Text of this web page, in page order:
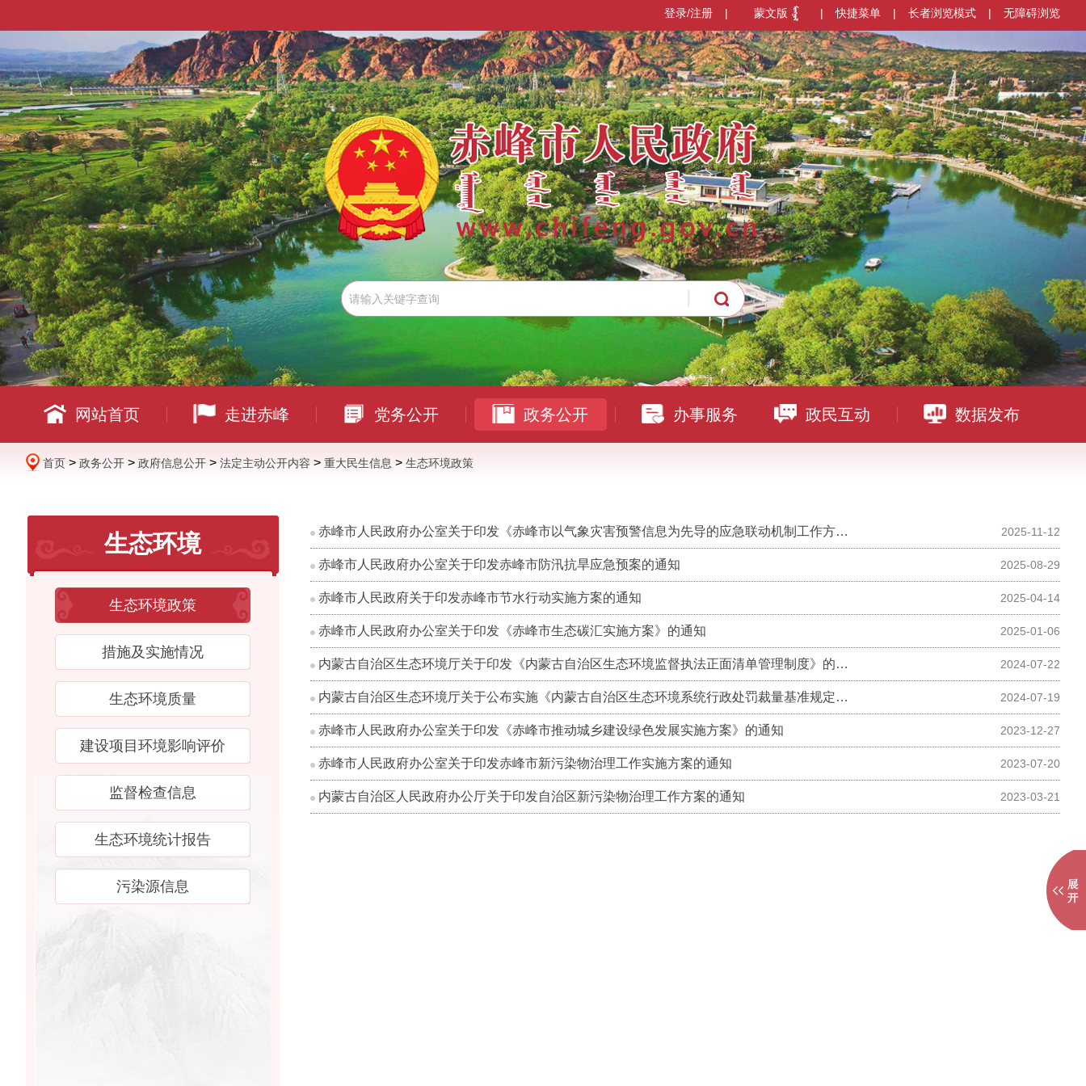
无障碍浏览
|
长者浏览模式
|
快捷菜单
|
蒙文版
|
登录/注册
网站首页 走进赤峰 党务公开 政务公开 办事服务 政民互动 数据发布
首页 > 政务公开 > 政府信息公开 > 法定主动公开内容 > 重大民生信息 > 生态环境政策
生态环境
生态环境政策
措施及实施情况
生态环境质量
建设项目环境影响评价
监督检查信息
生态环境统计报告
污染源信息
赤峰市人民政府办公室关于印发《赤峰市以气象灾害预警信息为先导的应急联动机制工作方案》的通知 2025-11-12
赤峰市人民政府办公室关于印发赤峰市防汛抗旱应急预案的通知 2025-08-29
赤峰市人民政府关于印发赤峰市节水行动实施方案的通知 2025-04-14
赤峰市人民政府办公室关于印发《赤峰市生态碳汇实施方案》的通知 2025-01-06
内蒙古自治区生态环境厅关于印发《内蒙古自治区生态环境监督执法正面清单管理制度》的通知 2024-07-22
内蒙古自治区生态环境厅关于公布实施《内蒙古自治区生态环境系统行政处罚裁量基准规定》的公告 2024-07-19
赤峰市人民政府办公室关于印发《赤峰市推动城乡建设绿色发展实施方案》的通知 2023-12-27
赤峰市人民政府办公室关于印发赤峰市新污染物治理工作实施方案的通知 2023-07-20
内蒙古自治区人民政府办公厅关于印发自治区新污染物治理工作方案的通知 2023-03-21